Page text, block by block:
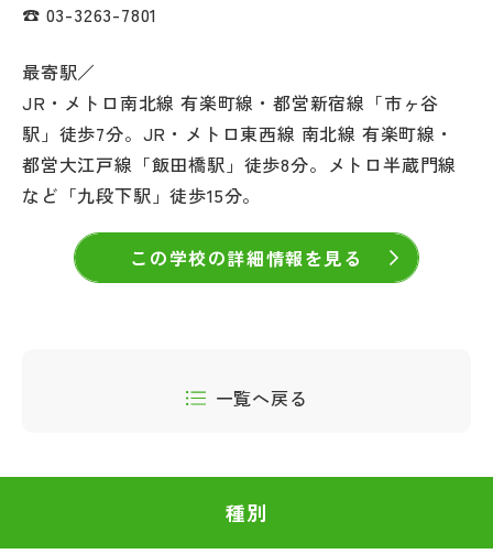
☎ 03-3263-7801
最寄駅／
JR・メトロ南北線 有楽町線・都営新宿線「市ヶ谷
駅」徒歩7分。JR・メトロ東西線 南北線 有楽町線・
都営大江戸線「飯田橋駅」徒歩8分。メトロ半蔵門線
など「九段下駅」徒歩15分。
この学校の詳細情報を見る
一覧へ戻る
種別